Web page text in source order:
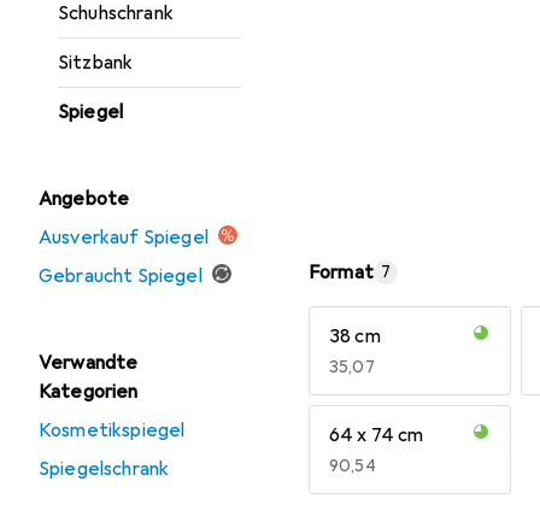
Schuhschrank
Sitzbank
Spiegel
Angebote
Ausverkauf Spiegel
Gebraucht Spiegel
Verwandte
Kategorien
Kosmetikspiegel
Spiegelschrank
Format 7
38 cm
EUR
35,07
64 x 74 cm
EUR
90,54